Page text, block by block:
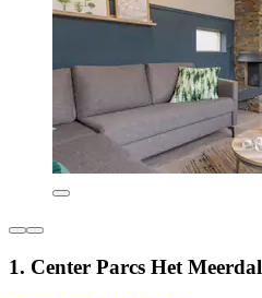
1. Center Parcs Het Meerdal